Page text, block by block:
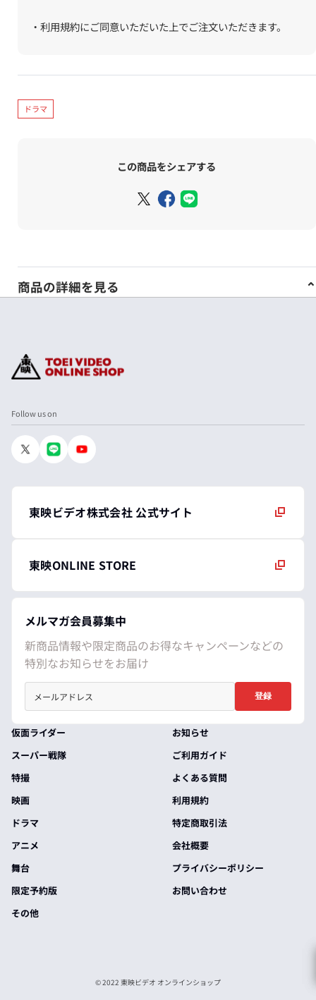
・利用規約にご同意いただいた上でご注文いただきます。
ドラマ
この商品をシェアする
商品の詳細を見る
Follow us on
東映ビデオ株式会社 公式サイト
東映ONLINE STORE
メルマガ会員募集中
新商品情報や限定商品のお得なキャンペーンなどの
特別なお知らせをお届け
登録
仮面ライダー
スーパー戦隊
特撮
映画
ドラマ
アニメ
舞台
限定予約版
その他
お知らせ
ご利用ガイド
よくある質問
利用規約
特定商取引法
会社概要
プライバシーポリシー
お問い合わせ
© 2022 東映ビデオ オンラインショップ